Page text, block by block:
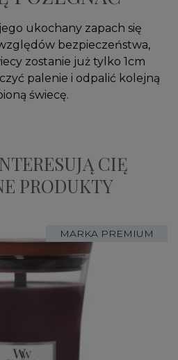
ukochany zapach się
bezpieczeństwa,
zostanie już tylko 1cm
palenie i odpalić kolejną
świecę.
CIĘ
PRODUKTY
MARKA PREMIUM